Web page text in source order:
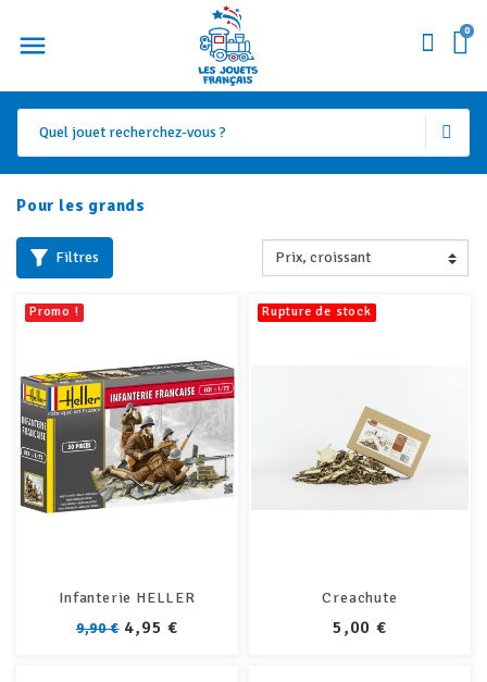
0
Pour les grands
Filtres
Promo !
Infanterie HELLER
PRIX
9,90 € PRIX
4,95 €
Rupture de stock
Creachute
PRIX
5,00 €